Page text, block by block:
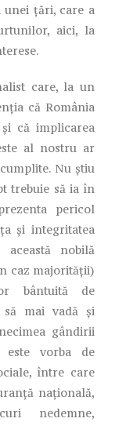
țări, care a
aici, la
care, la un
că România
că implicarea
al nostru ar
Nu știu
trebuie să ia în
pericol
și integritatea
nobilă
caz majorității)
bântuită de
mai vadă și
gândirii
este vorba de
între care
națională,
nedemne,